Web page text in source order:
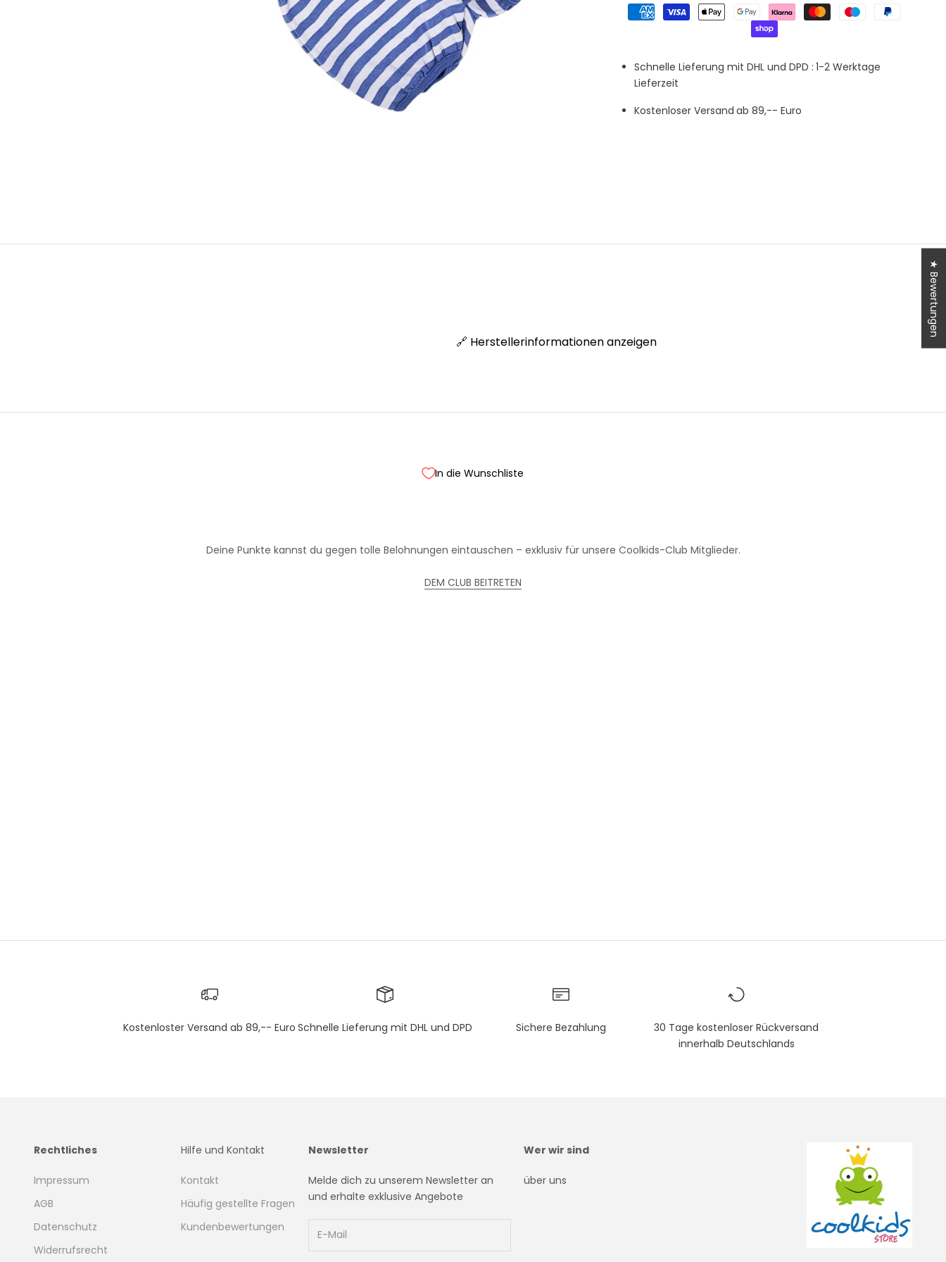
Schnelle Lieferung mit DHL und DPD : 1-2 Werktage
Lieferzeit
Kostenloser Versand ab 89,-- Euro
🔗 Herstellerinformationen anzeigen
In die Wunschliste
Deine Punkte kannst du gegen tolle Belohnungen eintauschen – exklusiv für unsere Coolkids-Club Mitglieder.
DEM CLUB BEITRETEN
Kostenloster Versand ab 89,-- Euro Schnelle Lieferung mit DHL und DPD Sichere Bezahlung
30 Tage kostenloser Rückversand
innerhalb Deutschlands
Rechtliches
Impressum
AGB
Datenschutz
Widerrufsrecht
Hilfe und Kontakt
Kontakt
Häufig gestellte Fragen
Kundenbewertungen
Newsletter
Melde dich zu unserem Newsletter an
und erhalte exklusive Angebote
Wer wir sind
über uns
★ Bewertungen